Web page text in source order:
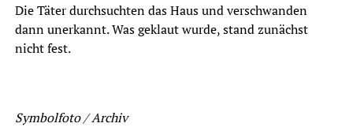
Die Täter durchsuchten das Haus und verschwanden
dann unerkannt. Was geklaut wurde, stand zunächst
nicht fest.
Symbolfoto / Archiv